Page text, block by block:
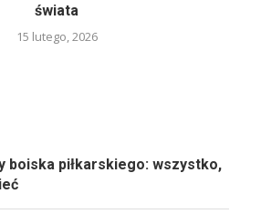
świata
15 lutego, 2026
boiska piłkarskiego: wszystko,